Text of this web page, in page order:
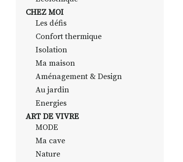
CHEZ MOI
Les défis
Confort thermique
Isolation
Ma maison
Aménagement & Design
Au jardin
Energies
ART DE VIVRE
MODE
Ma cave
Nature